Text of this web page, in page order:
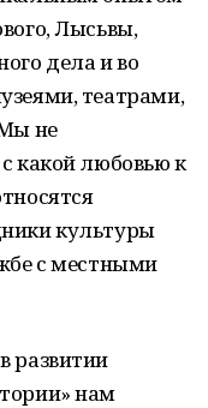
Лысьвы,
дела и во
театрами,
не
какой любовью к
культуры
с местными
развитии
нам